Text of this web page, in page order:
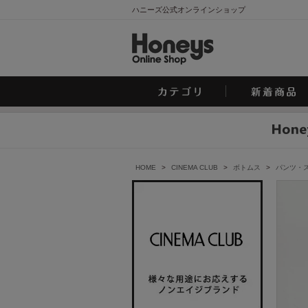
ハニーズ公式オンラインショップ
HOME > CINEMA CLUB > ボトムス > パンツ・